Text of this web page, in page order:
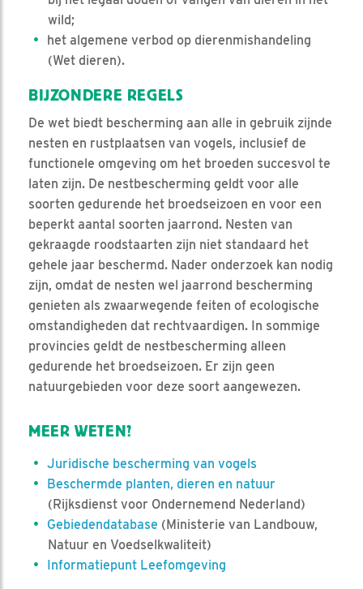
wild;
het algemene verbod op dierenmishandeling
(Wet dieren).
BIJZONDERE REGELS
De wet biedt bescherming aan alle in gebruik zijnde
nesten en rustplaatsen van vogels, inclusief de
functionele omgeving om het broeden succesvol te
laten zijn. De nestbescherming geldt voor alle
soorten gedurende het broedseizoen en voor een
beperkt aantal soorten jaarrond. Nesten van
gekraagde roodstaarten zijn niet standaard het
gehele jaar beschermd. Nader onderzoek kan nodig
zijn, omdat de nesten wel jaarrond bescherming
genieten als zwaarwegende feiten of ecologische
omstandigheden dat rechtvaardigen. In sommige
provincies geldt de nestbescherming alleen
gedurende het broedseizoen. Er zijn geen
natuurgebieden voor deze soort aangewezen.
MEER WETEN?
Juridische bescherming van vogels
Beschermde planten, dieren en natuur
(Rijksdienst voor Ondernemend Nederland)
Gebiedendatabase (Ministerie van Landbouw,
Natuur en Voedselkwaliteit)
Informatiepunt Leefomgeving